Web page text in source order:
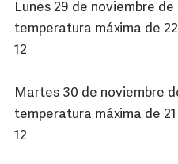
Lunes 29 de noviembre de
temperatura máxima de
12
Martes 30 de noviembre
temperatura máxima de
12